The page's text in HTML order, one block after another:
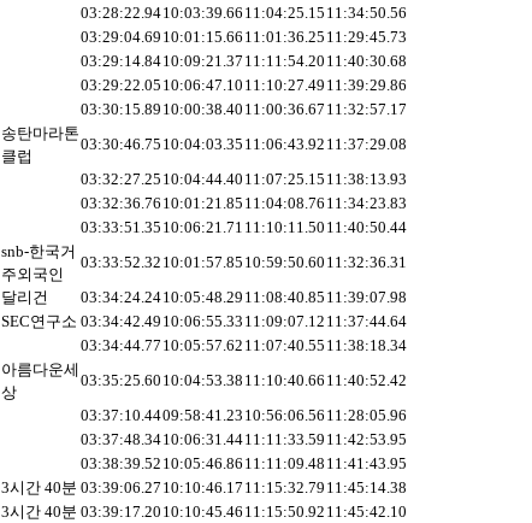
03:28:22.9410:03:39.66 11:04:25.15 11:34:50.56
03:29:04.69 10:01:15.66 11:01:36.25 11:29:45.73
03:29:14.8410:09:21.37 11:11:54.20 11:40:30.68
03:29:22.05 10:06:47.10 11:10:27.49 11:39:29.86
03:30:15.89 10:00:38.40 11:00:36.67 11:32:57.17
송탄마라톤
클럽
03:30:46.75 10:04:03.35 11:06:43.92 11:37:29.08
03:32:27.25 10:04:44.40 11:07:25.15 11:38:13.93
03:32:36.76 10:01:21.85 11:04:08.76 11:34:23.83
03:33:51.35 10:06:21.71 11:10:11.50 11:40:50.44
snb-한국거
주외국인
03:33:52.32 10:01:57.85 10:59:50.60 11:32:36.31
달리건 03:34:24.2410:05:48.29 11:08:40.85 11:39:07.98
SEC연구소 03:34:42.49 10:06:55.33 11:09:07.12 11:37:44.64
03:34:44.77 10:05:57.62 11:07:40.55 11:38:18.34
아름다운세
상
03:35:25.60 10:04:53.38 11:10:40.66 11:40:52.42
03:37:10.4409:58:41.23 10:56:06.56 11:28:05.96
03:37:48.3410:06:31.4411:11:33.59 11:42:53.95
03:38:39.52 10:05:46.86 11:11:09.48 11:41:43.95
3시간 40분 03:39:06.27 10:10:46.17 11:15:32.79 11:45:14.38
3시간 40분 03:39:17.20 10:10:45.46 11:15:50.92 11:45:42.10